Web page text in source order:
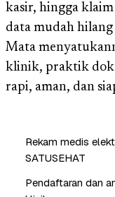
kasir, hingga klaim
data mudah
Mata
klinik, praktik
rapi, aman, dan
Rekam medis
SATUSEHAT
Pendaftaran dan